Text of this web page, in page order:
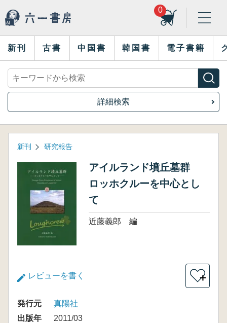
0
新刊 古書 中国書 韓国書 電子書籍
詳細検索
新刊 研究報告
アイルランド墳丘墓群
ロッホクルーを中心とし
て
近藤義郎 編
レビューを書く ＋
発行元
真陽社
出版年
2011/03